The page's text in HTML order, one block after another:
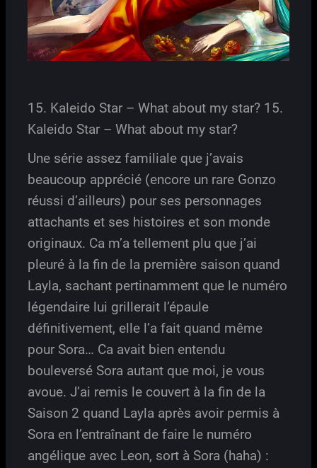
15. Kaleido Star – What about my star? 15.
Kaleido Star – What about my star?
Une série assez familiale que j’avais
beaucoup apprécié (encore un rare Gonzo
réussi d’ailleurs) pour ses personnages
attachants et ses histoires et son monde
originaux. Ca m’a tellement plu que j’ai
pleuré à la fin de la première saison quand
Layla, sachant pertinamment que le numéro
légendaire lui grillerait l’épaule
définitivement, elle l’a fait quand même
pour Sora… Ca avait bien entendu
bouleversé Sora autant que moi, je vous
avoue. J’ai remis le couvert à la fin de la
Saison 2 quand Layla après avoir permis à
Sora en l’entraînant de faire le numéro
angélique avec Leon, sort à Sora (haha) :